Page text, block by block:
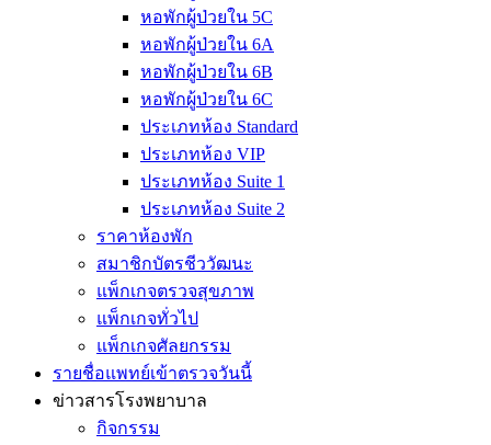
หอพักผู้ป่วยใน 5C
หอพักผู้ป่วยใน 6A
หอพักผู้ป่วยใน 6B
หอพักผู้ป่วยใน 6C
ประเภทห้อง Standard
ประเภทห้อง VIP
ประเภทห้อง Suite 1
ประเภทห้อง Suite 2
ราคาห้องพัก
สมาชิกบัตรชีววัฒนะ
แพ็กเกจตรวจสุขภาพ
แพ็กเกจทั่วไป
แพ็กเกจศัลยกรรม
รายชื่อแพทย์เข้าตรวจวันนี้
ข่าวสารโรงพยาบาล
กิจกรรม